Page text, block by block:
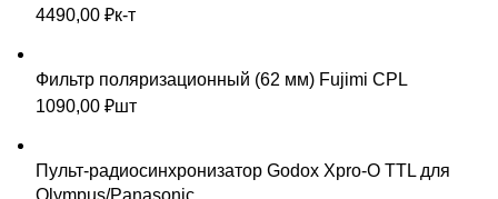
4490,00 ₽к-т
Фильтр поляризационный (62 мм) Fujimi CPL
1090,00 ₽шт
Пульт-радиосинхронизатор Godox Xpro-O TTL для
Olympus/Panasonic